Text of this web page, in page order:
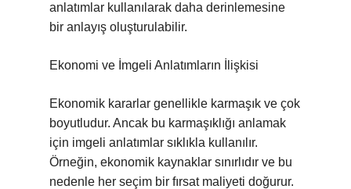
anlatımlar kullanılarak daha derinlemesine
bir anlayış oluşturulabilir.
Ekonomi ve İmgeli Anlatımların İlişkisi
Ekonomik kararlar genellikle karmaşık ve çok
boyutludur. Ancak bu karmaşıklığı anlamak
için imgeli anlatımlar sıklıkla kullanılır.
Örneğin, ekonomik kaynaklar sınırlıdır ve bu
nedenle her seçim bir fırsat maliyeti doğurur.